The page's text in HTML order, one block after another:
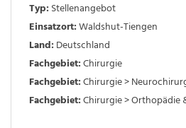
Typ: Stellenangebot
Einsatzort:Waldshut-Tiengen
Land: Deutschland
Fachgebiet:Chirurgie
Fachgebiet:Chirurgie >
Fachgebiet:Chirurgie > Orthopädie